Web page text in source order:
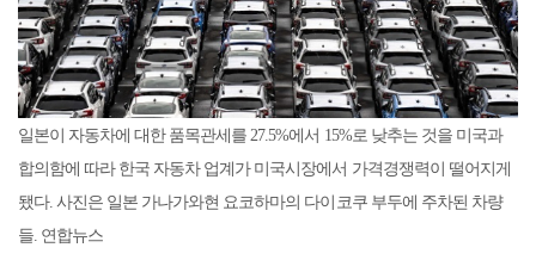
일본이 자동차에 대한 품목관세를 27.5%에서 15%로 낮추는 것을 미국과
합의함에 따라 한국 자동차 업계가 미국시장에서 가격경쟁력이 떨어지게
됐다. 사진은 일본 가나가와현 요코하마의 다이코쿠 부두에 주차된 차량
들. 연합뉴스